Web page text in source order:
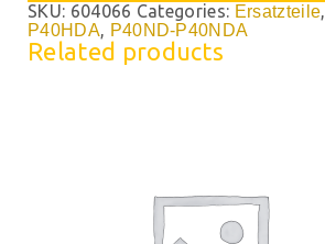
SKU: 604066 Categories: Ersatzteile,
P40HDA, P40ND-P40NDA
Related products